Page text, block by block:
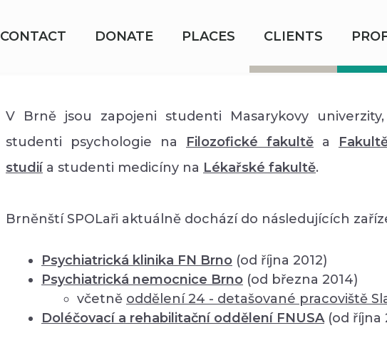
CONTACT DONATE PLACES CLIENTS
V Brně jsou zapojeni studenti Masarykovy
studenti psychologie na Filozofické fakultě a
studií a studenti medicíny na Lékařské fakultě.
Brněnští SPOLaři aktuálně dochází do následujících
Psychiatrická klinika FN Brno (od října 2012)
Psychiatrická nemocnice Brno (od března 2014)
včetně oddělení24 - detašované pracoviště
Doléčovací a rehabilitační oddělení FNUSA (od října